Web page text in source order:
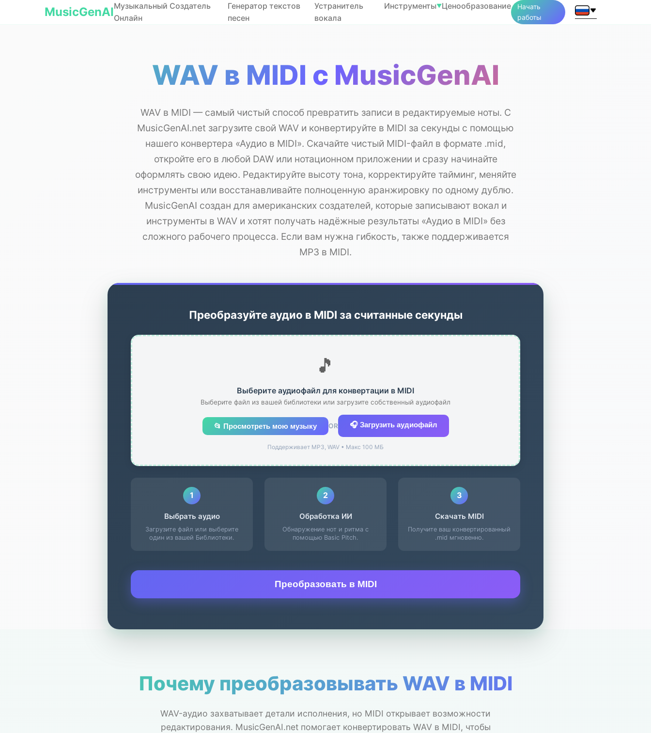
MusicGenAIМузыкальный Создатель
Онлайн
Генератор текстов
песен
Устранитель
вокала
Инструменты▼Ценообразование
Начать
работы
WAV в MIDI с MusicGenAI
WAV в MIDI — самый чистый способ превратить записи в редактируемые ноты. С
MusicGenAI.net загрузите свой WAV и конвертируйте в MIDI за секунды с помощью
нашего конвертера «Аудио в MIDI». Скачайте чистый MIDI-файл в формате .mid,
откройте его в любой DAW или нотационном приложении и сразу начинайте
оформлять свою идею. Редактируйте высоту тона, корректируйте тайминг, меняйте
инструменты или восстанавливайте полноценную аранжировку по одному дублю.
MusicGenAI создан для американских создателей, которые записывают вокал и
инструменты в WAV и хотят получать надёжные результаты «Аудио в MIDI» без
сложного рабочего процесса. Если вам нужна гибкость, также поддерживается
MP3 в MIDI.
Преобразуйте аудио в MIDI за считанные секунды
🎵
Выберите аудиофайл для конвертации в MIDI
Выберите файл из вашей библиотеки или загрузите собственный аудиофайл
📂 Просмотреть мою музыку OR 🎧 Загрузить аудиофайл
Поддерживает MP3, WAV • Макс 100 МБ
1
Выбрать аудио
Загрузите файл или выберите
один из вашей Библиотеки.
2
Обработка ИИ
Обнаружение нот и ритма с
помощью Basic Pitch.
3
Скачать MIDI
Получите ваш конвертированный
.mid мгновенно.
Преобразовать в MIDI
Почему преобразовывать WAV в MIDI
WAV-аудио захватывает детали исполнения, но MIDI открывает возможности
редактирования. MusicGenAI.net помогает конвертировать WAV в MIDI, чтобы